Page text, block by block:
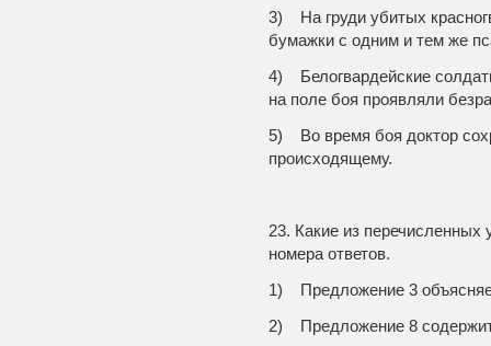
3) На груди убитых
бумажки с одним и тем же
4) Белогвардейские
на поле боя проявляли
5) Во время боя доктор
происходящему.
23. Какие из
номера ответов.
1) Предложение 3
2) Предложение 8